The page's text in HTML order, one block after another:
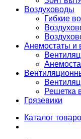
Воздуховоды
Гибкие
Анемостаты и
Решетка
Грязевики
Каталог